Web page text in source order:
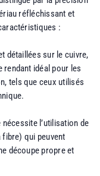
réfléchissant et
:
détaillées sur le cuivre,
rendant idéal pour les
tels que ceux utilisés
l’utilisation de
qui peuvent
découpe propre et